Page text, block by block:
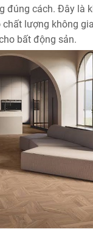
đúng cách. Đây là
lượng không
bất động sản.